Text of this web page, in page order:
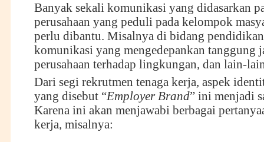
Banyak sekali komunikasi yang didasarkan
perusahaan yang peduli pada kelompok
perlu dibantu. Misalnya di bidang
komunikasi yang mengedepankan tanggung
perusahaan terhadap lingkungan, dan lain-
Dari segi rekrutmen tenaga kerja, aspek
yang disebut “Employer Brand” ini menjadi
Karena ini akan menjawabi berbagai
kerja, misalnya: